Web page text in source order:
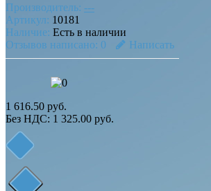
Производитель: ---
Артикул: 10181
Наличие: Есть в наличии
Отзывов написано: 0 Написать
1 616.50 руб.
Без НДС: 1 325.00 руб.